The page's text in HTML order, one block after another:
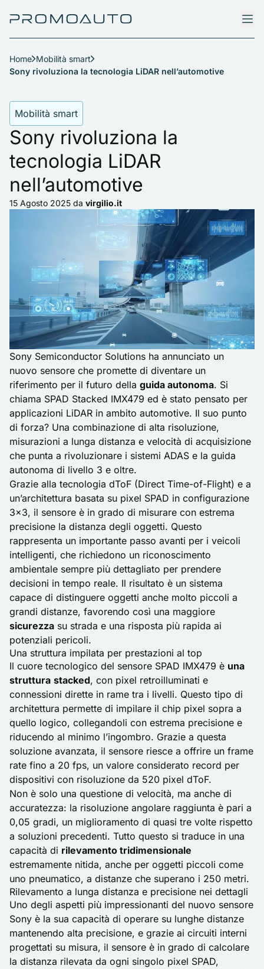
Home Mobilità smart
Sony rivoluziona la tecnologia LiDAR nell’automotive
Mobilità smart
Sony rivoluziona la
tecnologia LiDAR
nell’automotive
15 Agosto 2025 da virgilio.it
Sony Semiconductor Solutions ha annunciato un
nuovo sensore che promette di diventare un
riferimento per il futuro della guida autonoma. Si
chiama SPAD Stacked IMX479 ed è stato pensato per
applicazioni LiDAR in ambito automotive. Il suo punto
di forza? Una combinazione di alta risoluzione,
misurazioni a lunga distanza e velocità di acquisizione
che punta a rivoluzionare i sistemi ADAS e la guida
autonoma di livello 3 e oltre.
Grazie alla tecnologia dToF (Direct Time-of-Flight) e a
un’architettura basata su pixel SPAD in configurazione
3×3, il sensore è in grado di misurare con estrema
precisione la distanza degli oggetti. Questo
rappresenta un importante passo avanti per i veicoli
intelligenti, che richiedono un riconoscimento
ambientale sempre più dettagliato per prendere
decisioni in tempo reale. Il risultato è un sistema
capace di distinguere oggetti anche molto piccoli a
grandi distanze, favorendo così una maggiore
sicurezza su strada e una risposta più rapida ai
potenziali pericoli.
Una struttura impilata per prestazioni al top
Il cuore tecnologico del sensore SPAD IMX479 è una
struttura stacked, con pixel retroilluminati e
connessioni dirette in rame tra i livelli. Questo tipo di
architettura permette di impilare il chip pixel sopra a
quello logico, collegandoli con estrema precisione e
riducendo al minimo l’ingombro. Grazie a questa
soluzione avanzata, il sensore riesce a offrire un frame
rate fino a 20 fps, un valore considerato record per
dispositivi con risoluzione da 520 pixel dToF.
Non è solo una questione di velocità, ma anche di
accuratezza: la risoluzione angolare raggiunta è pari a
0,05 gradi, un miglioramento di quasi tre volte rispetto
a soluzioni precedenti. Tutto questo si traduce in una
capacità di rilevamento tridimensionale
estremamente nitida, anche per oggetti piccoli come
uno pneumatico, a distanze che superano i 250 metri.
Rilevamento a lunga distanza e precisione nei dettagli
Uno degli aspetti più impressionanti del nuovo sensore
Sony è la sua capacità di operare su lunghe distanze
mantenendo alta precisione, e grazie ai circuiti interni
progettati su misura, il sensore è in grado di calcolare
la distanza rilevata da ogni singolo pixel SPAD,